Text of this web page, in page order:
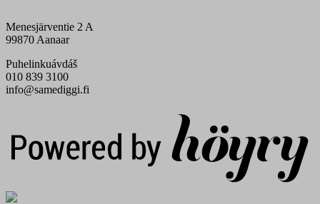
Menesjärventie 2 A
99870 Aanaar
Puhelinkuávdáš
010 839 3100
info@samediggi.fi